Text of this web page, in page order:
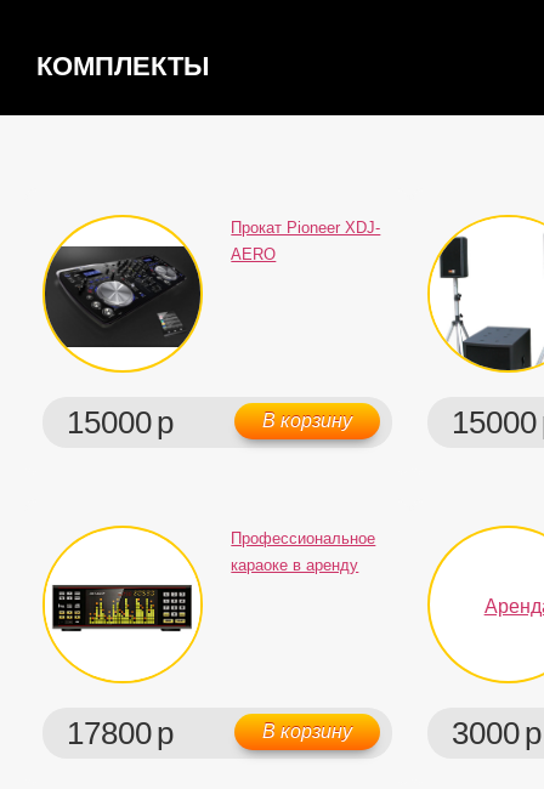
КОМПЛЕКТЫ
Прокат Pioneer XDJ-
AERO
В корзину
15000р 15000
Профессиональное
караоке в аренду
В корзину
17800р 3000р